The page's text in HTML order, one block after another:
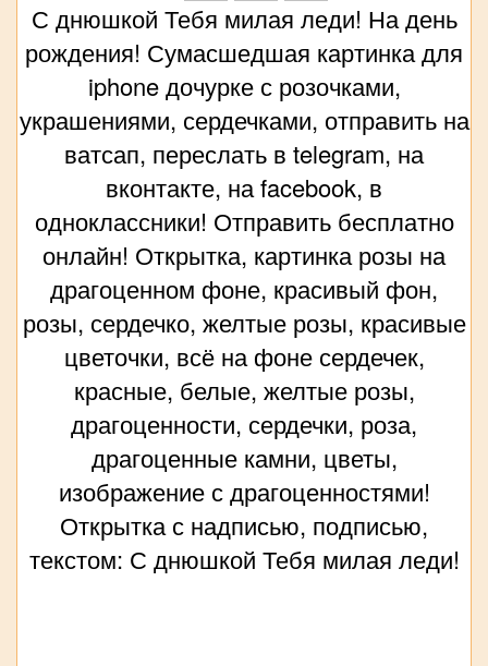
С днюшкой Тебя милая леди! На день
рождения! Сумасшедшая картинка для
iphone дочурке с розочками,
украшениями, сердечками, отправить на
ватсап, переслать в telegram, на
вконтакте, на facebook, в
одноклассники! Отправить бесплатно
онлайн! Открытка, картинка розы на
драгоценном фоне, красивый фон,
розы, сердечко, желтые розы, красивые
цветочки, всё на фоне сердечек,
красные, белые, желтые розы,
драгоценности, сердечки, роза,
драгоценные камни, цветы,
изображение с драгоценностями!
Открытка с надписью, подписью,
текстом: С днюшкой Тебя милая леди!